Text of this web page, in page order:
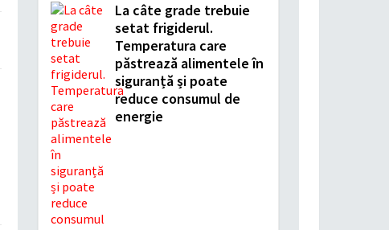
La câte grade trebuie
setat frigiderul.
Temperatura care
păstrează alimentele în
siguranță și poate
reduce consumul de
energie